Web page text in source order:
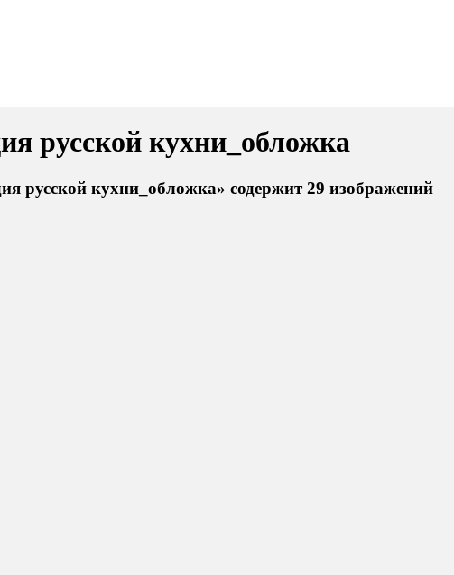
русской кухни_обложка
русской кухни_обложка» содержит 29 изображений